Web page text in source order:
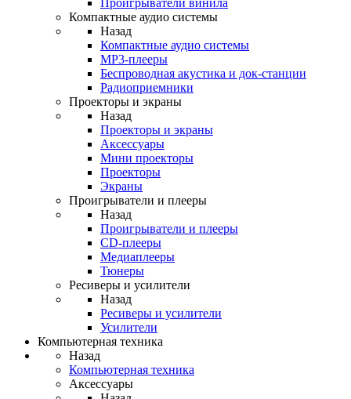
Проигрыватели винила
Компактные аудио системы
Назад
Компактные аудио системы
MP3-плееры
Беспроводная акустика и док-станции
Радиоприемники
Проекторы и экраны
Назад
Проекторы и экраны
Аксессуары
Мини проекторы
Проекторы
Экраны
Проигрыватели и плееры
Назад
Проигрыватели и плееры
CD-плееры
Медиаплееры
Тюнеры
Ресиверы и усилители
Назад
Ресиверы и усилители
Усилители
Компьютерная техника
Назад
Компьютерная техника
Аксессуары